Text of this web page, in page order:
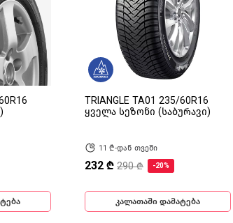
TRIANGLE TA01 235/60R16
ყველა სეზონი (საბურავი)
11 ₾-დან თვეში
232 ₾ 290 ₾ -20%
კალათაში დამატება